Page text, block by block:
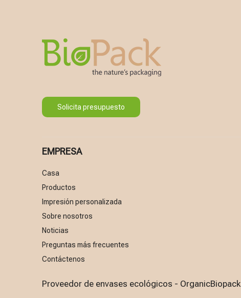
Solicita presupuesto
EMPRESA
Casa
Productos
Impresión personalizada
Sobre nosotros
Noticias
Preguntas más frecuentes
Contáctenos
Proveedor de envases ecológicos - OrganicBiopack